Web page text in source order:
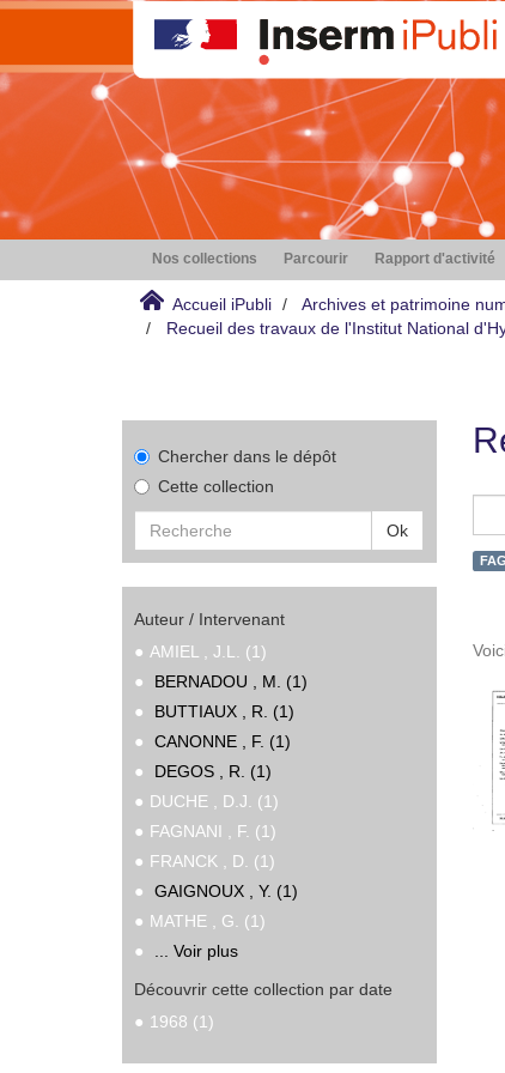
Nos collections Parcourir Rapport d'activité
Accueil iPubli Archives et patrimoine
Recueil des travaux de l'Institut National
Chercher dans le dépôt
Cette collection
Ok
Auteur / Intervenant
AMIEL , J.L. (1)
BERNADOU , M. (1)
BUTTIAUX , R. (1)
CANONNE , F. (1)
DEGOS , R. (1)
DUCHE , D.J. (1)
FAGNANI , F. (1)
FRANCK , D. (1)
GAIGNOUX , Y. (1)
MATHE , G. (1)
... Voir plus
Découvrir cette collection par date
1968 (1)